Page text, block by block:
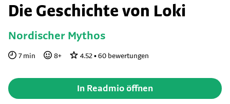
Die Geschichte von Loki
Nordischer Mythos
7min 8+ 4.52 • 60 bewertungen
In Readmio öffnen